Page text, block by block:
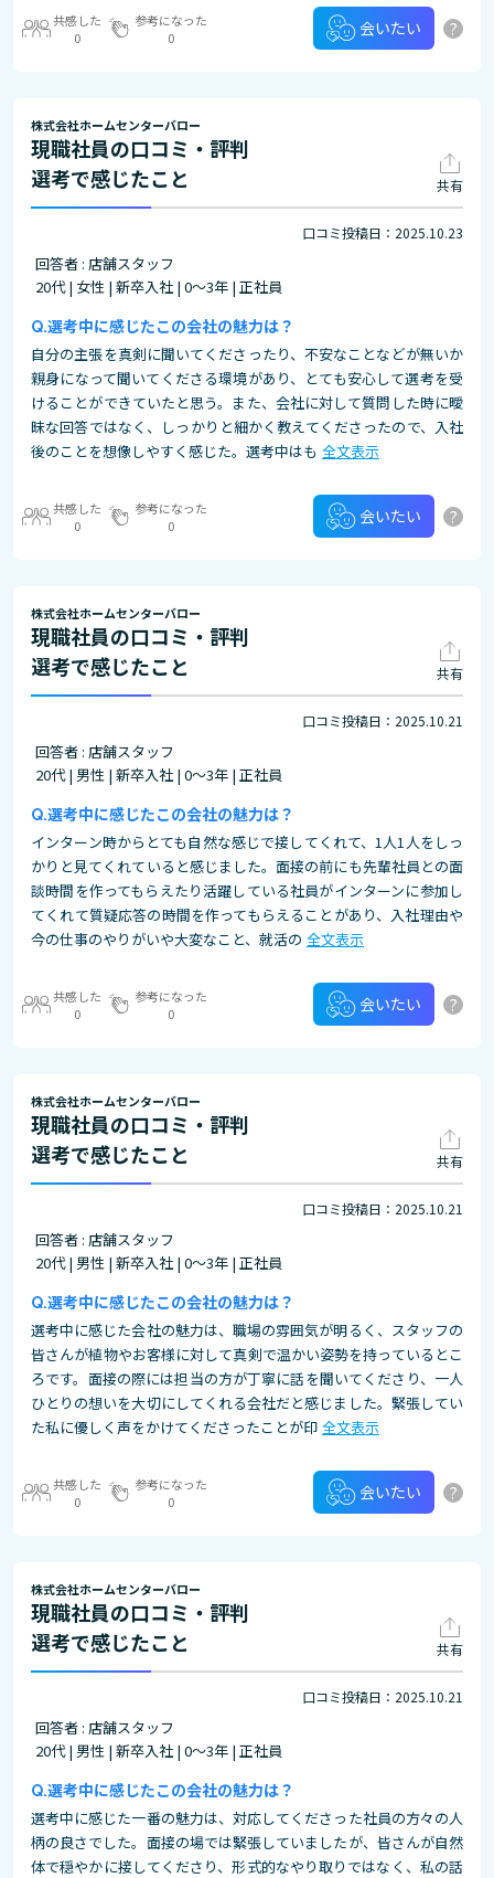
共感した
0
参考になった
0
会いたい ?
株式会社ホームセンターバロー
現職社員の口コミ・評判
選考で感じたこと
共有
口コミ投稿日：2025.10.23
回答者 : 店舗スタッフ
20代 | 女性 | 新卒入社 | 0～3年 | 正社員
選考中に感じたこの会社の魅力は？
自分の主張を真剣に聞いてくださったり、不安なことなどが無いか
親身になって聞いてくださる環境があり、とても安心して選考を受
けることができていたと思う。また、会社に対して質問した時に曖
昧な回答ではなく、しっかりと細かく教えてくださったので、入社
後のことを想像しやすく感じた。選考中はも 全文表示
共感した
0
参考になった
0
会いたい ?
株式会社ホームセンターバロー
現職社員の口コミ・評判
選考で感じたこと
共有
口コミ投稿日：2025.10.21
回答者 : 店舗スタッフ
20代 | 男性 | 新卒入社 | 0～3年 | 正社員
選考中に感じたこの会社の魅力は？
インターン時からとても自然な感じで接してくれて、1人1人をしっ
かりと見てくれていると感じました。面接の前にも先輩社員との面
談時間を作ってもらえたり活躍している社員がインターンに参加し
てくれて質疑応答の時間を作ってもらえることがあり、入社理由や
今の仕事のやりがいや大変なこと、就活の 全文表示
共感した
0
参考になった
0
会いたい ?
株式会社ホームセンターバロー
現職社員の口コミ・評判
選考で感じたこと
共有
口コミ投稿日：2025.10.21
回答者 : 店舗スタッフ
20代 | 男性 | 新卒入社 | 0～3年 | 正社員
選考中に感じたこの会社の魅力は？
選考中に感じた会社の魅力は、職場の雰囲気が明るく、スタッフの
皆さんが植物やお客様に対して真剣で温かい姿勢を持っているとこ
ろです。面接の際には担当の方が丁寧に話を聞いてくださり、一人
ひとりの想いを大切にしてくれる会社だと感じました。緊張してい
た私に優しく声をかけてくださったことが印 全文表示
共感した
0
参考になった
0
会いたい ?
株式会社ホームセンターバロー
現職社員の口コミ・評判
選考で感じたこと
共有
口コミ投稿日：2025.10.21
回答者 : 店舗スタッフ
20代 | 男性 | 新卒入社 | 0～3年 | 正社員
選考中に感じたこの会社の魅力は？
選考中に感じた一番の魅力は、対応してくださった社員の方々の人
柄の良さでした。面接の場では緊張していましたが、皆さんが自然
体で穏やかに接してくださり、形式的なやり取りではなく、私の話